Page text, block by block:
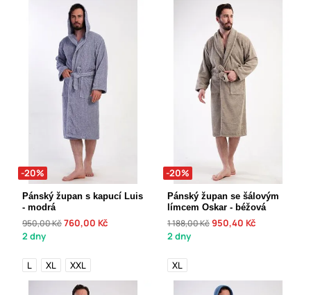
-20%
Pánský župan s kapucí Luis
- modrá
950,00 Kč760,00 Kč
2 dny
L XL XXL
-20%
Pánský župan se šálovým
límcem Oskar - béžová
1 188,00 Kč950,40 Kč
2 dny
XL